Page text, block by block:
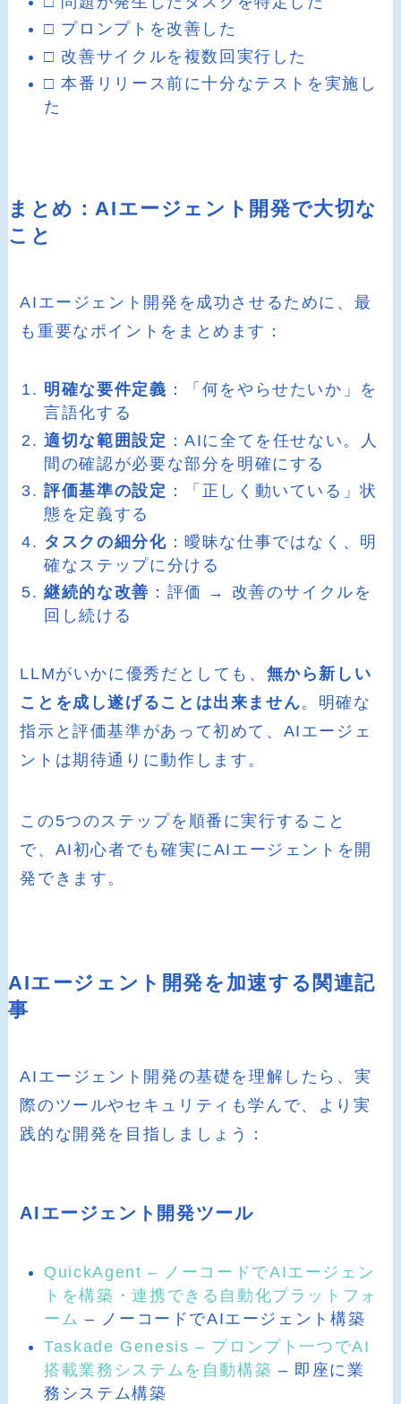
□ プロンプトを改善した
□ 改善サイクルを複数回実行した
□ 本番リリース前に十分なテストを実施し
た
まとめ：AIエージェント開発で大切な
こと
AIエージェント開発を成功させるために、最
も重要なポイントをまとめます：
明確な要件定義 ：「何をやらせたいか」を
言語化する
適切な範囲設定 ：AIに全てを任せない。人
間の確認が必要な部分を明確にする
評価基準の設定 ：「正しく動いている」状
態を定義する
タスクの細分化 ：曖昧な仕事ではなく、明
確なステップに分ける
継続的な改善 ：評価 → 改善のサイクルを
回し続ける
LLMがいかに優秀だとしても、 無から新しい
ことを成し遂げることは出来ません。明確な
指示と評価基準があって初めて、AIエージェ
ントは期待通りに動作します。
この5つのステップを順番に実行すること
で、AI初心者でも確実にAIエージェントを開
発できます。
AIエージェント開発を加速する関連記
事
AIエージェント開発の基礎を理解したら、実
際のツールやセキュリティも学んで、より実
践的な開発を目指しましょう：
AIエージェント開発ツール
QuickAgent – ノーコードでAIエージェン
トを構築・連携できる自動化プラットフォ
ーム – ノーコードでAIエージェント構築
Taskade Genesis – プロンプト一つでAI
搭載業務システムを自動構築 – 即座に業
務システム構築